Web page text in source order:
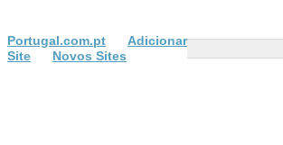
Portugal.com.pt
Adicionar
Site
Novos Sites